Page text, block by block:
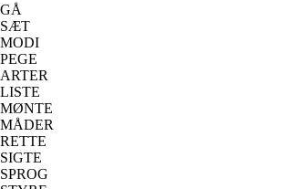
GÅ
SÆT
MODI
PEGE
ARTER
LISTE
MØNTE
MÅDER
RETTE
SIGTE
SPROG